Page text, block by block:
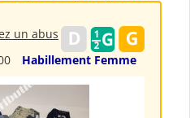
Habillement Femme
un abus